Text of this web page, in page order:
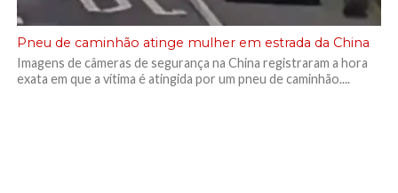
Pneu de caminhão atinge mulher em estrada da China
Imagens de câmeras de segurança na China registraram a hora
exata em que a vítima é atingida por um pneu de caminhão....